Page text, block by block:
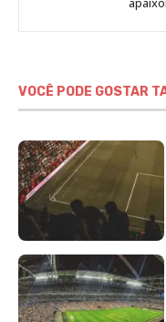
VOCÊ PODE GOSTAR